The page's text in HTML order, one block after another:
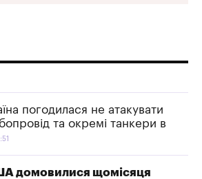
погодилася не атакувати
та окремі танкери в
домовилися щомісяця